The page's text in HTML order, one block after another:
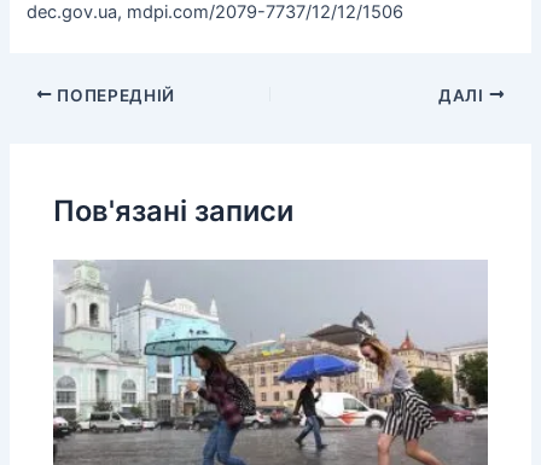
dec.gov.ua, mdpi.com/2079-7737/12/12/1506
ПОПЕРЕДНІЙ ДАЛІ
Пов'язані записи